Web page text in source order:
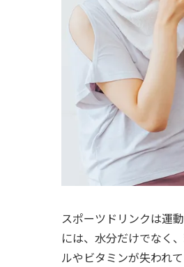
スポーツドリンクは運
には、水分だけでなく
ルやビタミンが失われ